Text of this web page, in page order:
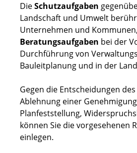
DieSchutzaufgaben
Landschaft und Umwelt
Unternehmen und
Beratungsaufgaben bei der
Durchführung von
Bauleitplanung und in der
Gegen die Entscheidungen des
Ablehnung einer
Planfeststellung,
können Sie die vorgesehenen
einlegen.